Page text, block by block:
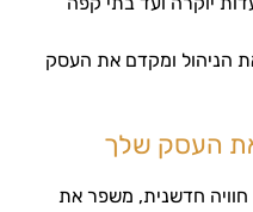
הניהול ומקדם את העסק
העסק שלך
חדשנית, משפר את